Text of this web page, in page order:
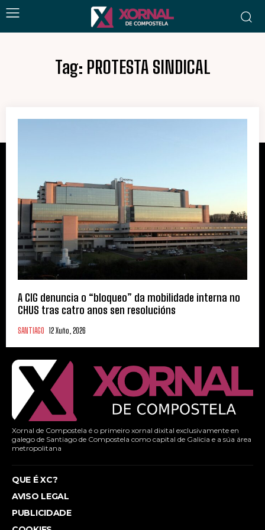
Tag: PROTESTA SINDICAL
A CIG denuncia o “bloqueo” da mobilidade interna no
CHUS tras catro anos sen resolucións
SANTIAGO 12 Xuño, 2026
Xornal de Compostela é o primeiro xornal dixital exclusivamente en
galego de Santiago de Compostela como capital de Galicia e a súa área
metropolitana
QUE É XC?
AVISO LEGAL
PUBLICIDADE